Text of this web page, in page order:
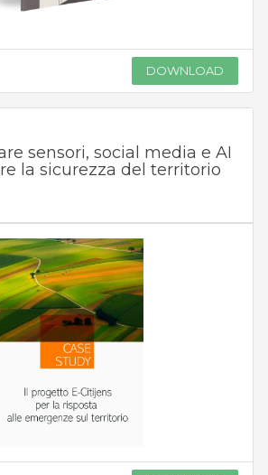
DOWNLOAD
sensori, social media e AI
la sicurezza del territorio